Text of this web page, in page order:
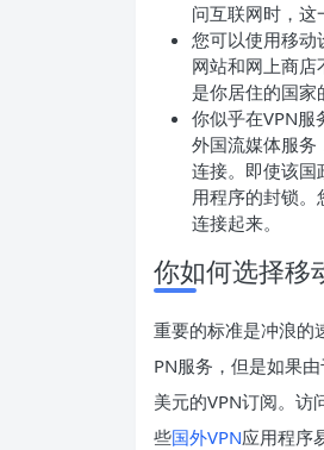
问互联网时，这
您可以使用移动
网站和网上商
是你居住的国家
你似乎在VPN服
外国流媒体服务
连接。即使该国
用程序的封锁
连接起来。
你如何选择移
重要的标准是冲浪的
PN服务，但是如果
美元的VPN订阅。访
些国外VPN应用程序